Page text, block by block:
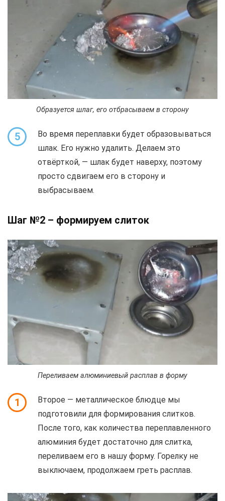
Образуется шлаг, его отбрасываем в сторону
5
Во время переплавки будет образовываться
шлак. Его нужно удалить. Делаем это
отвёрткой, — шлак будет наверху, поэтому
просто сдвигаем его в сторону и
выбрасываем.
Шаг №2 – формируем слиток
Переливаем алюминиевый расплав в форму
1
Второе — металлическое блюдце мы
подготовили для формирования слитков.
После того, как количества переплавленного
алюминия будет достаточно для слитка,
переливаем его в нашу форму. Горелку не
выключаем, продолжаем греть расплав.